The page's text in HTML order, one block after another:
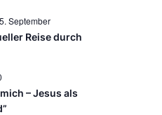
5. September
Reise durch
– Jesus als